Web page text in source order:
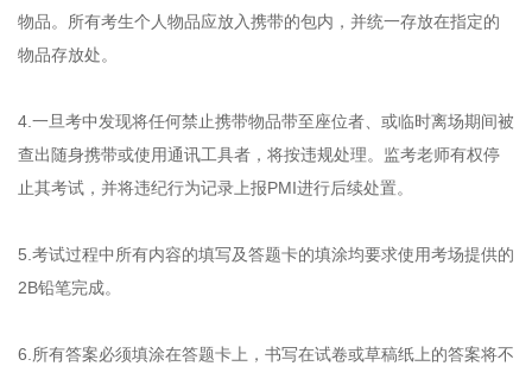
物品。所有考生个人物品应放入携带的包内，并统一存放在指定的
物品存放处。
4.一旦考中发现将任何禁止携带物品带至座位者、或临时离场期间被
查出随身携带或使用通讯工具者，将按违规处理。监考老师有权停
止其考试，并将违纪行为记录上报PMI进行后续处置。
5.考试过程中所有内容的填写及答题卡的填涂均要求使用考场提供的
2B铅笔完成。
6.所有答案必须填涂在答题卡上，书写在试卷或草稿纸上的答案将不